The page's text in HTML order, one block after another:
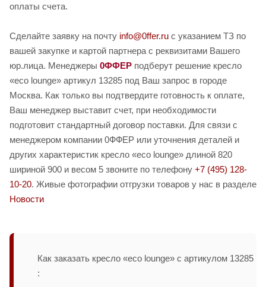
оплаты счета.
Сделайте заявку на почту info@0ffer.ru с указанием ТЗ по
вашей закупке и картой партнера с реквизитами Вашего
юр.лица. Менеджеры 0ФФЕР подберут решение кресло
«eco lounge» артикул 13285 под Ваш запрос в городе
Москва. Как только вы подтвердите готовность к оплате,
Ваш менеджер выставит счет, при необходимости
подготовит стандартный договор поставки. Для связи с
менеджером компании 0ФФЕР или уточнения деталей и
других характеристик кресло «eco lounge» длиной 820
шириной 900 и весом 5 звоните по телефону +7 (495) 128-
10-20. Живые фотографии отгрузки товаров у нас в разделе
Новости
Как заказать кресло «eco lounge» с артикулом 13285
: